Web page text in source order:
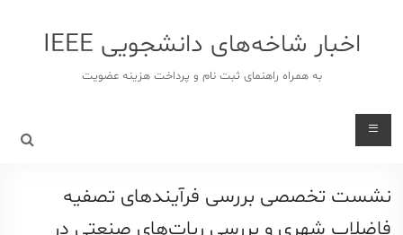
اخبار شاخه‌های دانشجویی IEEE
به همراه راهنمای ثبت نام و پرداخت هزینه عضویت
نشست تخصصی بررسی فرآیندهای تصفیه
فاضلاب شهری و بررسی ربات‌های صنعتی در